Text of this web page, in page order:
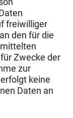
freiwilliger
den für die
Zwecke der
zur
keine
Daten an